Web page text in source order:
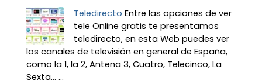
Teledirecto Entre las opciones de ver
tele Online gratis te presentamos
teledirecto, en esta Web puedes ver
los canales de televisión en general de España,
como la 1, la 2, Antena 3, Cuatro, Telecinco, La
Sexta… ...